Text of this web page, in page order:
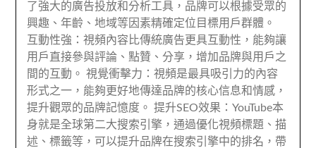
了強大的廣告投放和分析工具，品牌可以根據受眾的
興趣、年齡、地域等因素精確定位目標用戶群體。
互動性強：視頻內容比傳統廣告更具互動性，能夠讓
用戶直接參與評論、點贊、分享，增加品牌與用戶之
間的互動。 視覺衝擊力：視頻是最具吸引力的內容
形式之一，能夠更好地傳達品牌的核心信息和情感，
提升觀眾的品牌記憶度。 提升SEO效果：YouTube本
身就是全球第二大搜索引擎，通過優化視頻標題、描
述、標籤等，可以提升品牌在搜索引擎中的排名，帶